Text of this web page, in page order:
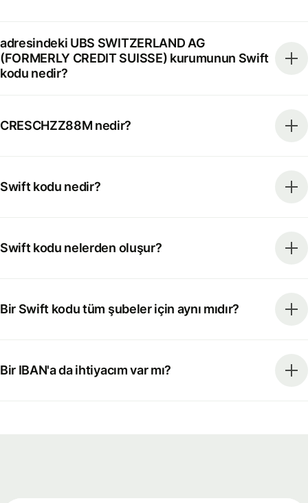
adresindeki UBS SWITZERLAND AG
(FORMERLY CREDIT SUISSE) kurumunun Swift
kodu nedir?
CRESCHZZ88M nedir?
Swift kodu nedir?
Swift kodu nelerden oluşur?
Bir Swift kodu tüm şubeler için aynı mıdır?
Bir IBAN'a da ihtiyacım var mı?